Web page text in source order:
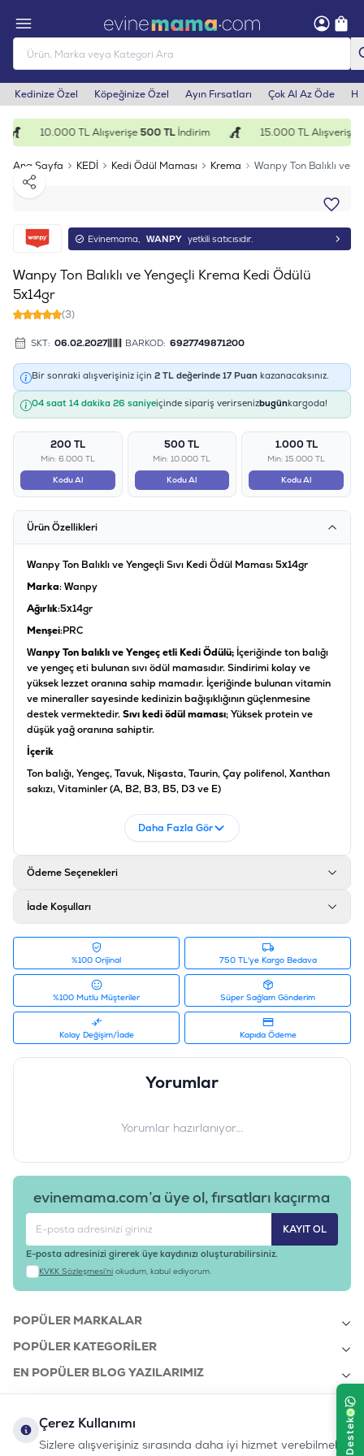
Kedinize Özel Köpeğinize Özel Ayın Fırsatları Çok Al Az Öde
10.000 TL Alışverişe500 TLİndirim 15.000 TL Alışverişe
Ana Sayfa KEDİ Kedi Ödül Maması Krema
Wanpy Ton Balıklı ve
Paylaş
Evinemama, WANPY yetkili satıcısıdır.
Wanpy Ton Balıklı ve Yengeçli Krema Kedi Ödülü
5x14gr
(3)
SKT: 06.02.2027 BARKOD: 6927749871200
Bir sonraki alışverişiniz için 2 TL değerinde 17Puan kazanacaksınız.
04 saat 14 dakika 26 saniyeiçinde sipariş verirsenizbugünkargoda!
200 TL
Min: 6.000 TL
Kodu Al
500 TL
Min: 10.000 TL
Kodu Al
1.000 TL
Min: 15.000 TL
Kodu Al
Ürün Özellikleri
Wanpy Ton Balıklı ve Yengeçli Sıvı Kedi Ödül Maması 5x14gr
Marka: Wanpy
Ağırlık:5x14gr
Menşei:PRC
Wanpy Ton balıklı ve Yengeç etli Kedi Ödülü; İçeriğinde ton balığı
ve yengeç eti bulunan sıvı ödül mamasıdır. Sindirimi kolay ve
yüksek lezzet oranına sahip mamadır. İçeriğinde bulunan vitamin
ve mineraller sayesinde kedinizin bağışıklığının güçlenmesine
destek vermektedir.Sıvı kedi ödül maması; Yüksek protein ve
düşük yağ oranına sahiptir.
İçerik
Ton balığı, Yengeç, Tavuk, Nişasta, Taurin, Çay polifenol, Xanthan
sakızı, Vitaminler (A, B2, B3, B5, D3 ve E)
Nem: % 90, Protein: % 6.5, Yağ: % 0.1, Lif: % 1, Kül: % 2
Ürün Filtreleri
Barkod
Daha Fazla Gör
Ödeme Seçenekleri
İade Koşulları
%100 Orijinal 750 TL'ye Kargo Bedava
%100 Mutlu Müşteriler Süper Sağlam Gönderim
Kolay Değişim/İade Kapıda Ödeme
Yorumlar
Yorumlar hazırlanıyor...
evinemama.com’a üye ol, fırsatları kaçırma
KAYIT OL
E-posta adresinizi girerek üye kaydınızı oluşturabilirsiniz.
KVKK Sözleşmesi'ni okudum, kabul ediyorum.
POPÜLER MARKALAR
POPÜLER KATEGORILER
EN POPÜLER BLOG YAZILARIMIZ
KURUMSAL
Çerez Kullanımı
Sizlere alışverişiniz sırasında daha iyi hizmet verebilmek